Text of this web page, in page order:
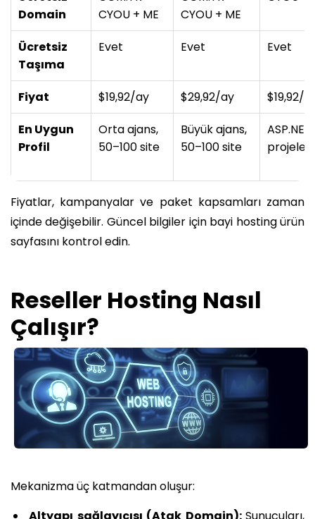
Domain
CYOU + ME
CYOU + ME
Ücretsiz
Taşıma
Evet Evet Evet
Fiyat $19,92/ay $29,92/ay
$19,92/
En Uygun
Profil
Orta ajans,
50–100 site
Büyük ajans,
50–100 site
projeleri
Fiyatlar, kampanyalar ve paket kapsamları zaman
içinde değişebilir. Güncel bilgiler için bayi hosting ürün
sayfasını kontrol edin.
Reseller Hosting Nasıl
Çalışır?
Mekanizma üç katmandan oluşur: